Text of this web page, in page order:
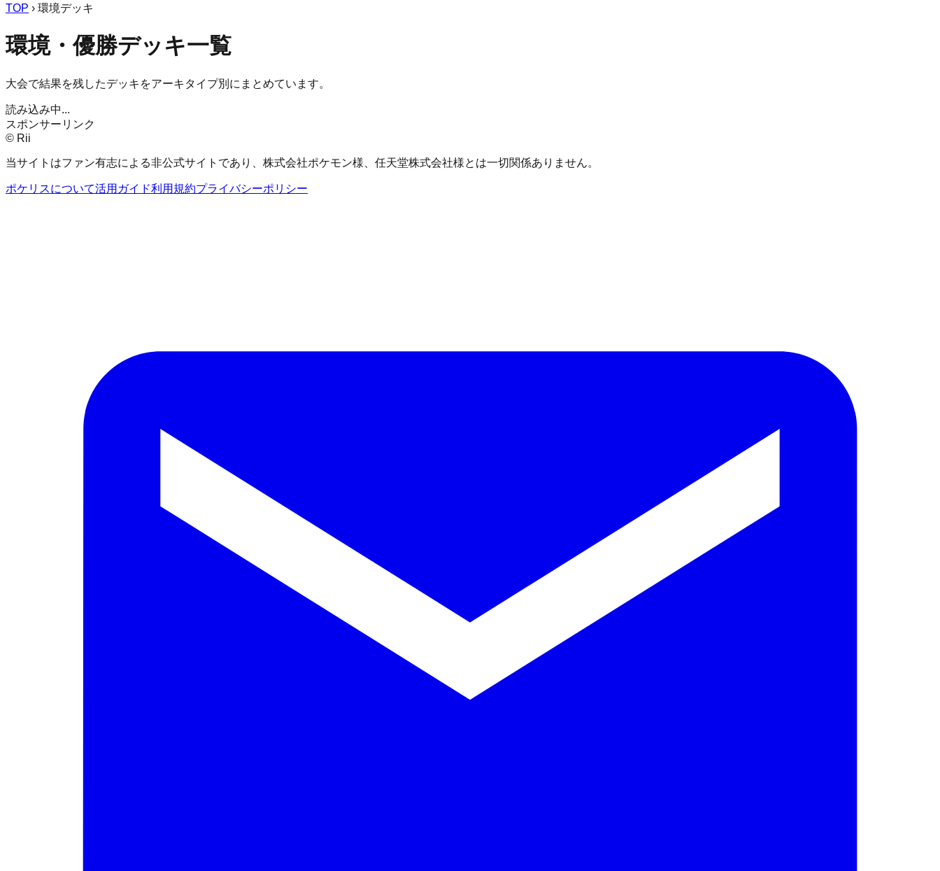
TOP › 環境デッキ
環境・優勝デッキ一覧
大会で結果を残したデッキをアーキタイプ別にまとめています。
読み込み中...
スポンサーリンク
© Rii
当サイトはファン有志による非公式サイトであり、株式会社ポケモン様、任天堂株式会社様とは一切関係ありません。
ポケリスについて活用ガイド利用規約プライバシーポリシー